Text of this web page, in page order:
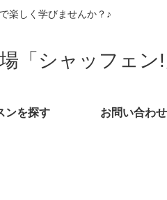
楽しく学びませんか？♪
「シャッフェン
ンを探す お問い合わせ